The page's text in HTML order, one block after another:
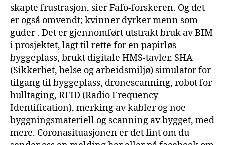
skapte frustrasjon, sier Fafo-forskeren. Og det
er også omvendt; kvinner dyrker menn som
guder . Det er gjennomført utstrakt bruk av BIM
i prosjektet, lagt til rette for en papirløs
byggeplass, brukt digitale HMS-tavler, SHA
(Sikkerhet, helse og arbeidsmiljø) simulator for
tilgang til byggeplass, dronescanning, robot for
hulltaging, RFID (Radio Frequency
Identification), merking av kabler og noe
byggningsmateriell og scanning av bygget, med
mere. Coronasituasjonen er det fint om du